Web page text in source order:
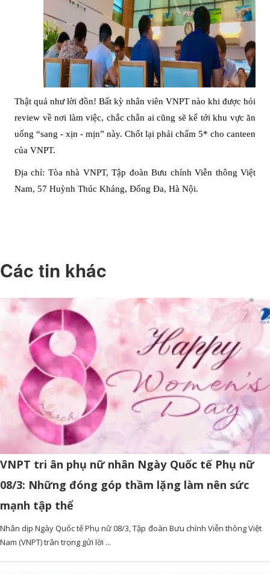
Thật quả như lời đồn! Bất kỳ nhân viên VNPT nào khi được hỏi
review về nơi làm việc, chắc chắn ai cũng sẽ kể tới khu vực ăn
uống “sang - xịn - mịn” này. Chốt lại phải chấm 5* cho canteen
của VNPT.
Địa chỉ: Tòa nhà VNPT, Tập đoàn Bưu chính Viễn thông Việt
Nam, 57 Huỳnh Thúc Kháng, Đống Đa, Hà Nội.
Các tin khác
VNPT tri ân phụ nữ nhân Ngày Quốc tế Phụ nữ
08/3: Những đóng góp thầm lặng làm nên sức
mạnh tập thể
Nhân dịp Ngày Quốc tế Phụ nữ 08/3, Tập đoàn Bưu chính Viễn thông Việt
Nam (VNPT) trân trọng gửi lời ...